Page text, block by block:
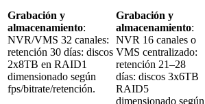
Grabación y
almacenamiento:
NVR/VMS 32 canales:
retención 30 días: discos
2x8TB en RAID1
dimensionado según
fps/bitrate/retención.
Grabación y
almacenamiento:
NVR 16 canales o
VMS centralizado:
retención 21–28
días: discos 3x6TB
RAID5
dimensionado según